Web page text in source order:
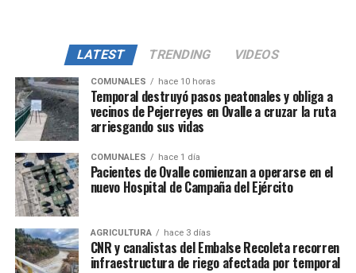
LATEST TRENDING VIDEOS
COMUNALES hace 10 horas
Temporal destruyó pasos peatonales y obliga a
vecinos de Pejerreyes en Ovalle a cruzar la ruta
arriesgando sus vidas
COMUNALES hace 1 día
Pacientes de Ovalle comienzan a operarse en el
nuevo Hospital de Campaña del Ejército
AGRICULTURA hace 3 días
CNR y canalistas del Embalse Recoleta recorren
infraestructura de riego afectada por temporal